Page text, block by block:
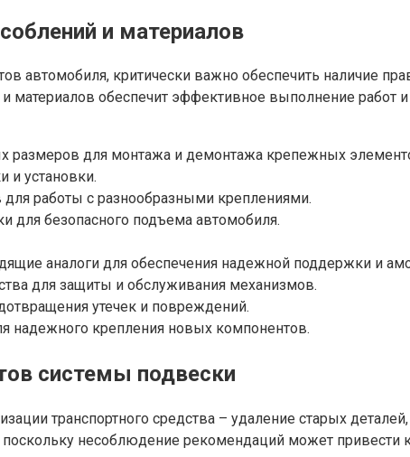
и материалов
автомобиля, критически важно обеспечить наличие
обеспечит эффективное выполнение работ и
размеров для монтажа и демонтажа крепежных
и установки.
для работы с разнообразными креплениями.
для безопасного подъема автомобиля.
аналоги для обеспечения надежной поддержки и
для защиты и обслуживания механизмов.
утечек и повреждений.
надежного крепления новых компонентов.
системы подвески
транспортного средства – удаление старых
поскольку несоблюдение рекомендаций может